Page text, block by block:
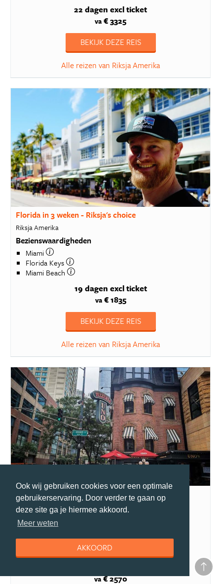
Ook wij gebruiken cookies voor een optimale
gebruikerservaring. Door verder te gaan op
deze site ga je hiermee akkoord.
Meer weten
AKKOORD
22 dagen excl ticket
va € 3325
BEKIJK DEZE REIS
Alle reizen van Riksja Amerika
Florida in 3 weken - Riksja's choice
Riksja Amerika
Bezienswaardigheden
Miami
Florida Keys
Miami Beach
19 dagen excl ticket
va€ 1835
BEKIJK DEZE REIS
Alle reizen van Riksja Amerika
Rondje Great Lakes
Riksja Amerika
Bezienswaardigheden
Florida
va€ 2570